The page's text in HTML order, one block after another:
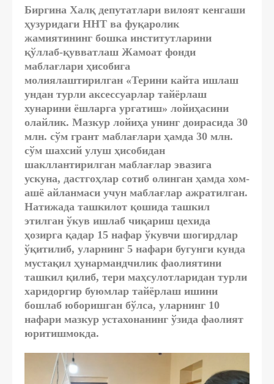
Биргина Халқ депутатлари вилоят кенгаши
ҳузуридаги ННТ ва фуқаролик
жамиятининг бошка институтларини
қўллаб-қувватлаш Жамоат фонди
маблағлари ҳисобига
молиялаштирилган «Терини кайта ишлаш
ундан турли аксессуарлар тайёрлаш
хунарини ёшларга ургатиш» лойиҳасини
олайлик. Мазкур лойиҳа унинг доирасида 30
млн. сўм грант маблағлари ҳамда 30 млн.
сўм шахсий улуш ҳисобидан
шакллантирилган маблағлар эвазига
ускуна, дастгоҳлар сотиб олинган ҳамда хом-
ашё айланмаси учун маблағлар ажратилган.
Натижада ташкилот қошида ташкил
этилган ўкув ишлаб чиқариш цехида
ҳозирга қадар 15 нафар ўкувчи шогирдлар
ўқитилиб, уларнинг 5 нафари бугунги кунда
мустақил ҳунармандчилик фаолиятини
ташкил қилиб, тери маҳсулотларидан турли
харидоргир буюмлар тайёрлаш ишини
бошлаб юборишган бўлса, уларнинг 10
нафари мазкур устахонанинг ўзида фаолият
юритишмокда.